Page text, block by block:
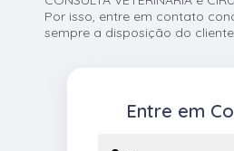
Por isso, entre em contato
sempre a disposição do
Entre em